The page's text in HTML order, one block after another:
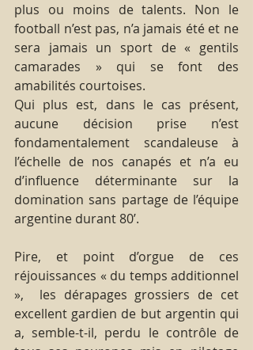
plus ou moins de talents. Non le
football n’est pas, n’a jamais été et ne
sera jamais un sport de « gentils
camarades » qui se font des
amabilités courtoises.
Qui plus est, dans le cas présent,
aucune décision prise n’est
fondamentalement scandaleuse à
l’échelle de nos canapés et n’a eu
d’influence déterminante sur la
domination sans partage de l’équipe
argentine durant 80’.
Pire, et point d’orgue de ces
réjouissances « du temps additionnel
»,  les dérapages grossiers de cet
excellent gardien de but argentin qui
a, semble-t-il, perdu le contrôle de